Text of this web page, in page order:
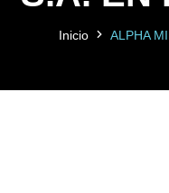
Inicio ALPHA